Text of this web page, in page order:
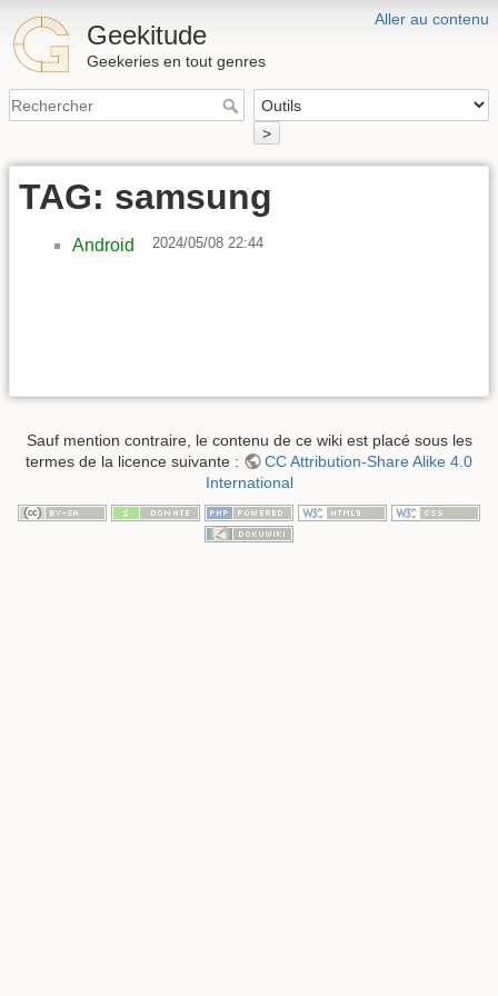
Aller au contenu
Geekitude
Geekeries en tout genres
>
TAG: samsung
Android 2024/05/08 22:44
Sauf mention contraire, le contenu de ce wiki est placé sous les
termes de la licence suivante :
CC Attribution-Share Alike 4.0
International